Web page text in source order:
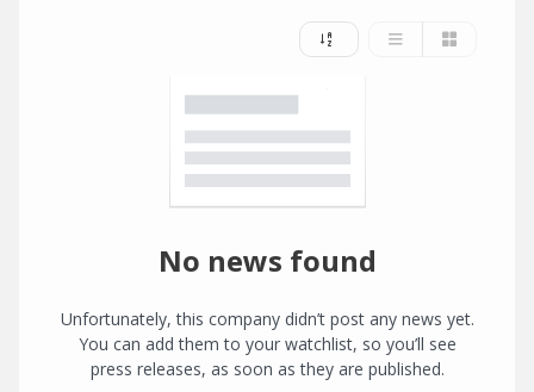
No news found
Unfortunately, this company didn’t post any news yet.
You can add them to your watchlist, so you’ll see
press releases, as soon as they are published.